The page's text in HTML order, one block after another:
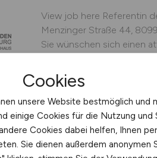
View job here Referentin
Menzinger Straße 44,
Sie wünschen sich einen
der Menschen liegt Ihnen
Klinikums Dritter Orden...
Klinikum Dritter
gestern
Cookies
unsere Website bestmöglich und
einige Cookies für die Nutzung und
Cookies dabei helfen, Ihnen
Sie dienen außerdem anonymen